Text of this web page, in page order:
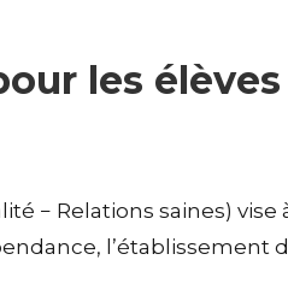
les
− Relations saines)